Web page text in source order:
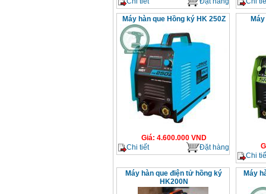
Máy hàn que Hồng ký HK 250Z
Giá: 4.600.000VND
Chi tiết
Đặt hàng
Chi
Máy hàn que điện tử hồng ký
HK200N
Máy